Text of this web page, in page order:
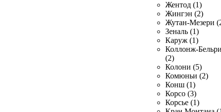
Жентод (1)
Жингэн (2)
Жутан-Мезери
Зеналь (1)
Каруж (1)
Коллонж-
(2)
Колони (5)
Комюньи (2)
Конш (1)
Корсо (3)
Корсье (1)